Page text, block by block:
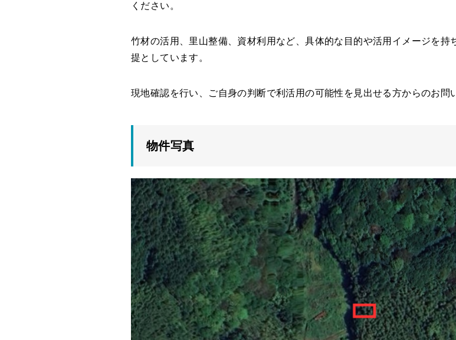
ください。
竹材の活用、里山整備、資材利用など、具体的な目的や活用イメージを
提としています。
現地確認を行い、ご自身の判断で利活用の可能性を見出せる方からのお問
物件写真